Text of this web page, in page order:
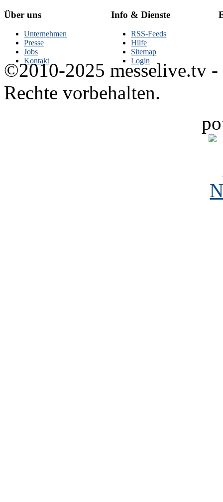
Über uns
Unternehmen
Presse
Jobs
Kontakt
Info & Dienste
RSS-Feeds
Hilfe
Sitemap
Login
©2010-2025 messelive.tv -
Rechte vorbehalten.